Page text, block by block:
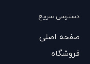
دسترسی سریع
صفحه اصلی
فروشگاه